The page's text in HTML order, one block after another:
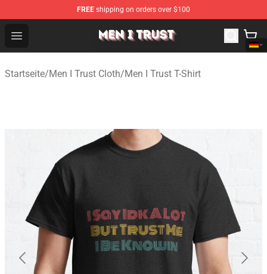
FREE shipping on orders over $100
Open menu
Men I Trust Shop - Official Men I Trust Merchandise Store
Startseite/Men I Trust Cloth/Men I Trust T-Shirt